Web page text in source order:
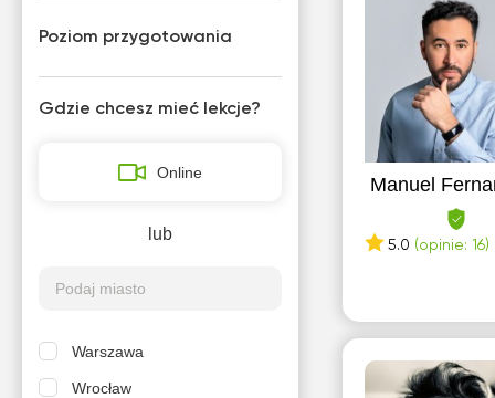
Manuel
5.0 (opinie: 16)
Poziom przygotowania
Gdzie chcesz mieć lekcje?
Online
lub
Warszawa
Wrocław